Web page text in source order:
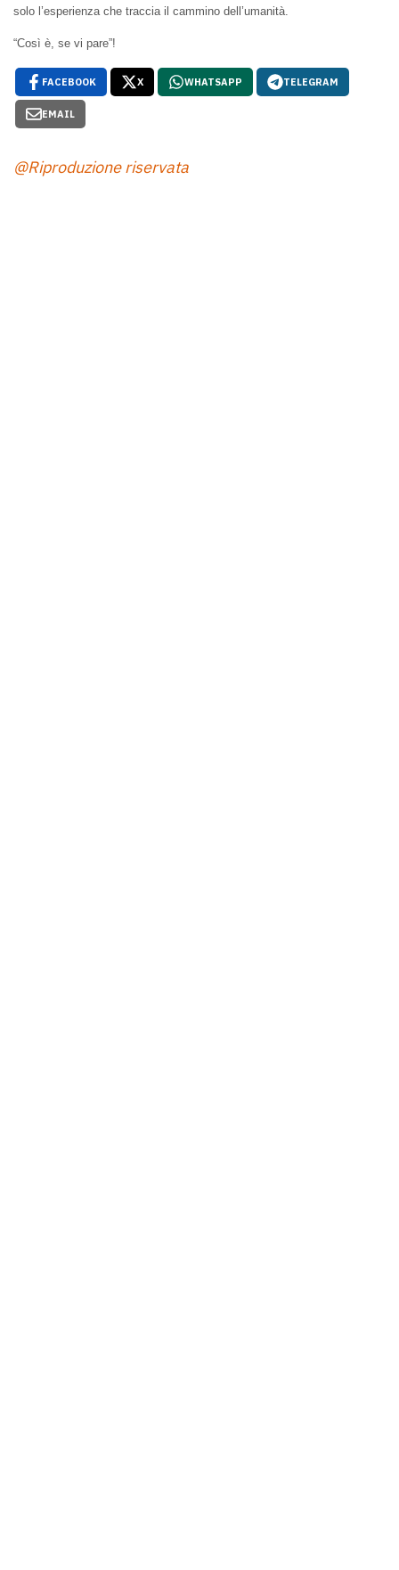
solo l’esperienza che traccia il cammino dell’umanità.
“Così è, se vi pare”!
FACEBOOK X WHATSAPP TELEGRAM
EMAIL
@Riproduzione riservata